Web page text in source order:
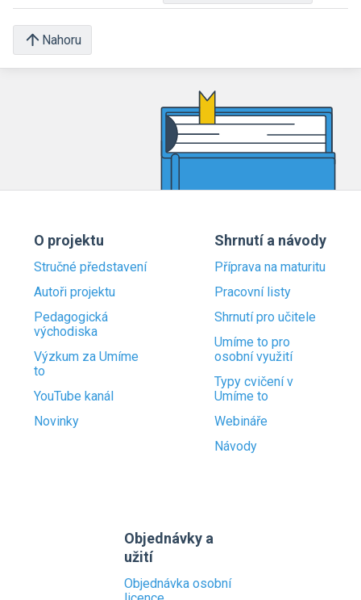
Nahoru
O projektu
Stručné představení
Autoři projektu
Pedagogická
východiska
Výzkum za Umíme
to
YouTube kanál
Novinky
Shrnutí a návody
Příprava na maturitu
Pracovní listy
Shrnutí pro učitele
Umíme to pro
osobní využití
Typy cvičení v
Umíme to
Webináře
Návody
Objednávky a
užití
Objednávka osobní